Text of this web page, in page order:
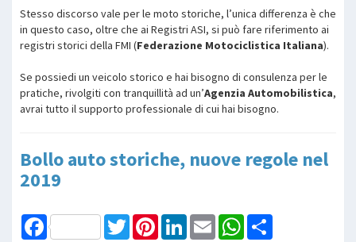
Stesso discorso vale per le moto storiche, l’unica differenza è che
in questo caso, oltre che ai Registri ASI, si può fare riferimento ai
registri storici della FMI (Federazione Motociclistica Italiana).
Se possiedi un veicolo storico e hai bisogno di consulenza per le
pratiche, rivolgiti con tranquillità ad un’Agenzia Automobilistica,
avrai tutto il supporto professionale di cui hai bisogno.
Bollo auto storiche, nuove regole nel
2019
Facebook TwitterPinterestLinkedInEmail WhatsApp